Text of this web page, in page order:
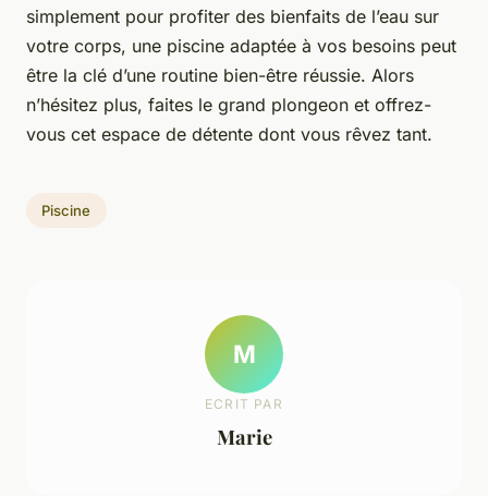
simplement pour profiter des bienfaits de l’eau sur
votre corps, une piscine adaptée à vos besoins peut
être la clé d’une routine bien-être réussie. Alors
n’hésitez plus, faites le grand plongeon et offrez-
vous cet espace de détente dont vous rêvez tant.
Piscine
M
ECRIT PAR
Marie